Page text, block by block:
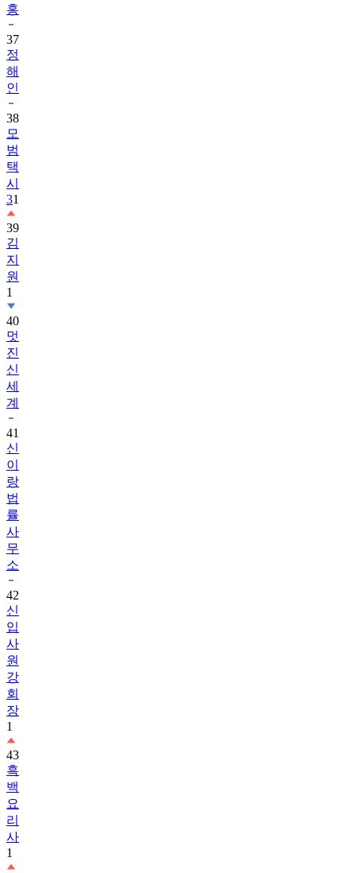
홍
37
정
해
인
38
모
범
택
시
31
39
김
지
원
1
40
멋
진
신
세
계
41
신
이
랑
법
률
사
무
소
42
신
입
사
원
강
회
장
1
43
흑
백
요
리
사
1